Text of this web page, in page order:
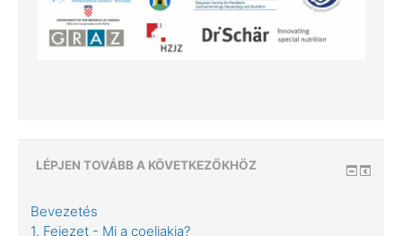
LÉPJEN TOVÁBB A KÖVETKEZŐKHÖZ
Bevezetés
1. Fejezet - Mi a coeliakia?